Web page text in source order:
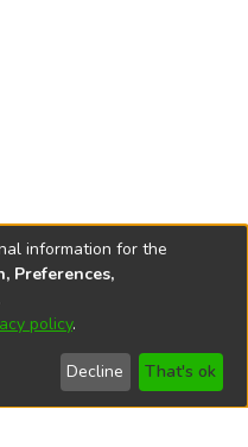
DO
information for the
Preferences,
policy.
Decline That's ok